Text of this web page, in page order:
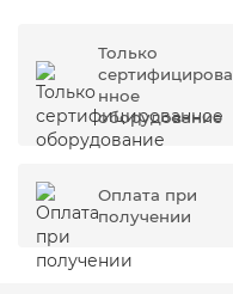
Только
сертифицирова
нное
оборудование
Оплата при
получении